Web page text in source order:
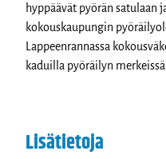
hyppäävät pyörän satulaan
kokouskaupungin
Lappeenrannassa
kaduilla pyöräilyn merkeissä.
Lisätietoja